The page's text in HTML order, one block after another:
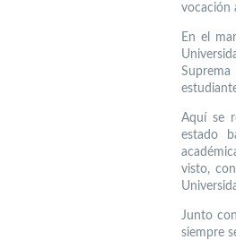
vocación
En el
Aquí se
estado
visto,
Junto
siempre